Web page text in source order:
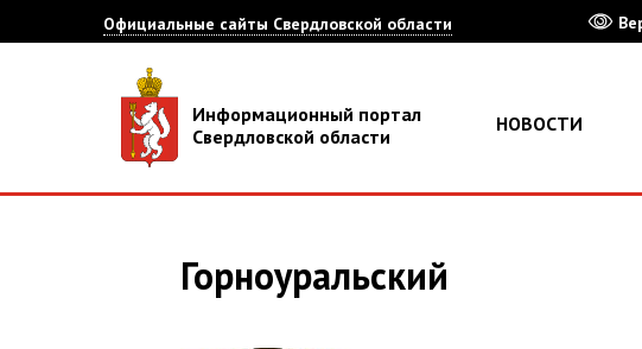
Официальные сайты Свердловской области
Информационный портал
Свердловской области
НОВОСТИ
Горноуральский